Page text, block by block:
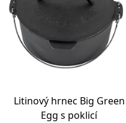
Litinový hrnec Big Green
Egg s poklicí